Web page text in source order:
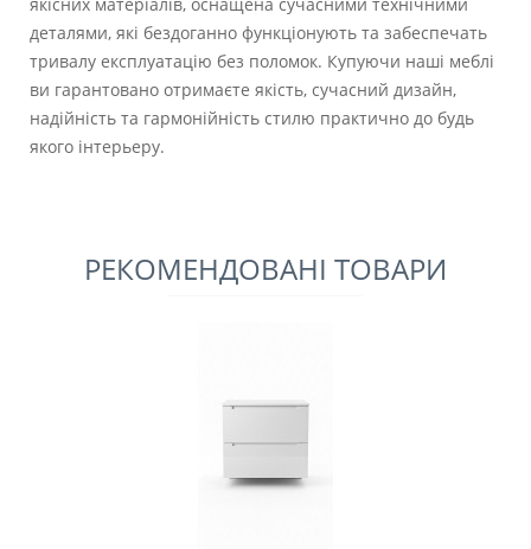
деталями, які бездоганно функціонують та забеспечать
тривалу експлуатацію без поломок. Купуючи наші меблі
ви гарантовано отримаєте якість, сучасний дизайн,
надійність та гармонійність стилю практично до будь
якого інтерьеру.
РЕКОМЕНДОВАНІ ТОВАРИ